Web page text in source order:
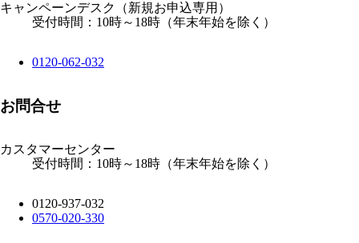
キャンペーンデスク
（新規お申込専用）
受付時間：10時～18時（年末年始を除く）
0120-062-032
お問合せ
カスタマーセンター
受付時間：10時～18時（年末年始を除く）
0120-937-032
0570-020-330